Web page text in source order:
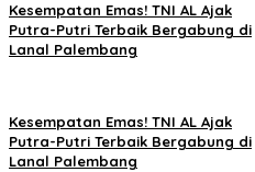
Kesempatan Emas! TNI AL Ajak
Putra-Putri Terbaik Bergabung di
Lanal Palembang
Kesempatan Emas! TNI AL Ajak
Putra-Putri Terbaik Bergabung di
Lanal Palembang